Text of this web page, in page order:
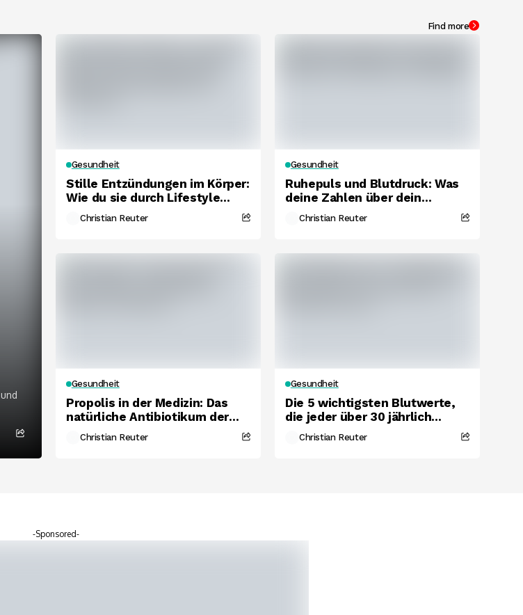
Find more
Gesundheit
Stille Entzündungen im Körper:
Wie du sie durch Lifestyle
erkennst und stoppst.
Christian Reuter
Gesundheit
Ruhepuls und Blutdruck: Was
deine Zahlen über dein
biologisches Alter verraten.
Christian Reuter
Gesundheit
Propolis in der Medizin: Das
natürliche Antibiotikum der
Bienen unter der Lupe.
Christian Reuter
Gesundheit
Die 5 wichtigsten Blutwerte,
die jeder über 30 jährlich
checken sollte.
Christian Reuter
-Sponsored-